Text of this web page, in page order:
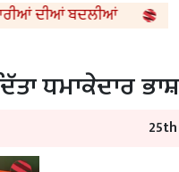
ਦੀਆਂ ਬਦਲੀਆਂ
ਧਮਾਕੇਦਾਰ